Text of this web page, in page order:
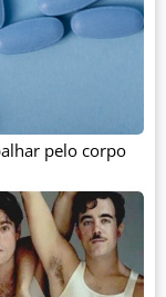
pelo corpo